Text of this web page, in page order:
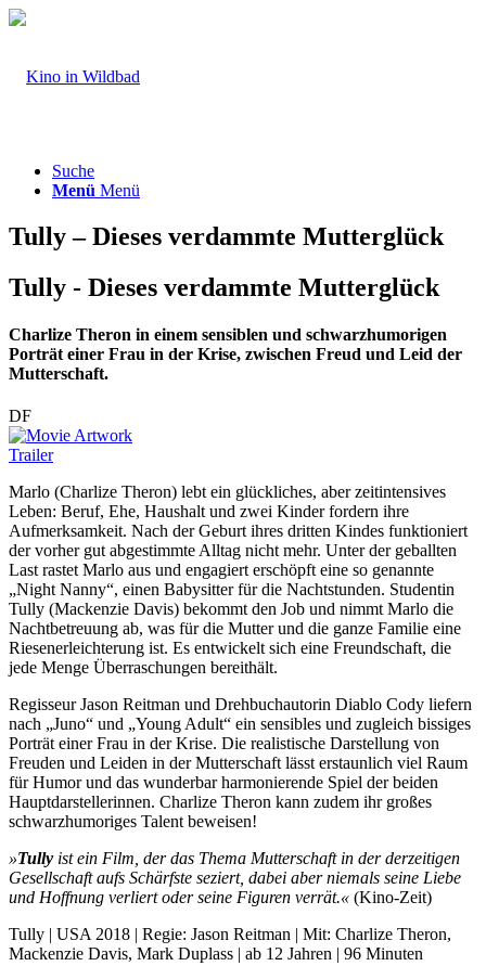
Suche
Menü Menü
Tully – Dieses verdammte Mutterglück
Tully - Dieses verdammte Mutterglück
Charlize Theron in einem sensiblen und schwarzhumorigen
Porträt einer Frau in der Krise, zwischen Freud und Leid der
Mutterschaft.
DF
Trailer
Marlo (Charlize Theron) lebt ein glückliches, aber zeitintensives
Leben: Beruf, Ehe, Haushalt und zwei Kinder fordern ihre
Aufmerksamkeit. Nach der Geburt ihres dritten Kindes funktioniert
der vorher gut abgestimmte Alltag nicht mehr. Unter der geballten
Last rastet Marlo aus und engagiert erschöpft eine so genannte
„Night Nanny“, einen Babysitter für die Nachtstunden. Studentin
Tully (Mackenzie Davis) bekommt den Job und nimmt Marlo die
Nachtbetreuung ab, was für die Mutter und die ganze Familie eine
Riesenerleichterung ist. Es entwickelt sich eine Freundschaft, die
jede Menge Überraschungen bereithält.
Regisseur Jason Reitman und Drehbuchautorin Diablo Cody liefern
nach „Juno“ und „Young Adult“ ein sensibles und zugleich bissiges
Porträt einer Frau in der Krise. Die realistische Darstellung von
Freuden und Leiden in der Mutterschaft lässt erstaunlich viel Raum
für Humor und das wunderbar harmonierende Spiel der beiden
Hauptdarstellerinnen. Charlize Theron kann zudem ihr großes
schwarzhumoriges Talent beweisen!
»Tully ist ein Film, der das Thema Mutterschaft in der derzeitigen
Gesellschaft aufs Schärfste seziert, dabei aber niemals seine Liebe
und Hoffnung verliert oder seine Figuren verrät.« (Kino-Zeit)
Tully | USA 2018 | Regie: Jason Reitman | Mit: Charlize Theron,
Mackenzie Davis, Mark Duplass | ab 12 Jahren | 96 Minuten